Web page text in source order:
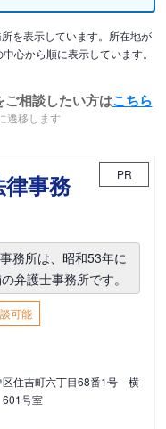
を表示しています。所在地が
心から順に表示しています。
相談したい方はこちら
遷移します
事務
PR
務所は、昭和53年に
弁護士事務所です。
可能
区住吉町六丁目68番1号 横
号室